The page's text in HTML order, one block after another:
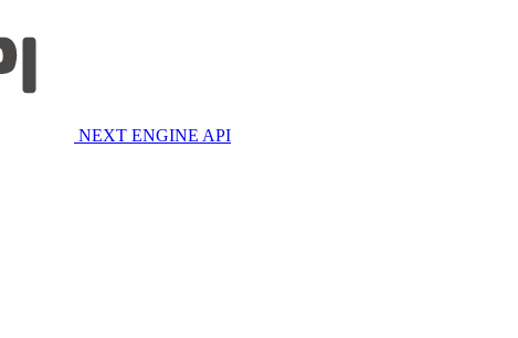
NEXT ENGINE API